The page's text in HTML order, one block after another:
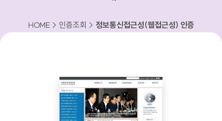
HOME > 인증조회 > 정보통신접근성(웹접근성) 인증